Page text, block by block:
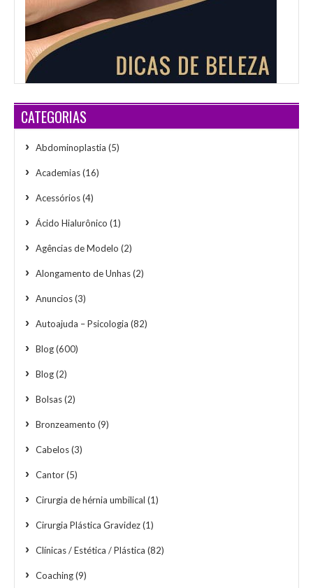
CATEGORIAS
Abdominoplastia (5)
Academias(16)
Acessórios(4)
Ácido Hialurônico (1)
Agências de Modelo (2)
Alongamento de Unhas(2)
Anuncios(3)
Autoajuda – Psicologia (82)
Blog(600)
Blog(2)
Bolsas(2)
Bronzeamento (9)
Cabelos(3)
Cantor(5)
Cirurgia de hérnia umbilical (1)
Cirurgia Plástica Gravidez(1)
Clínicas / Estética / Plástica (82)
Coaching(9)